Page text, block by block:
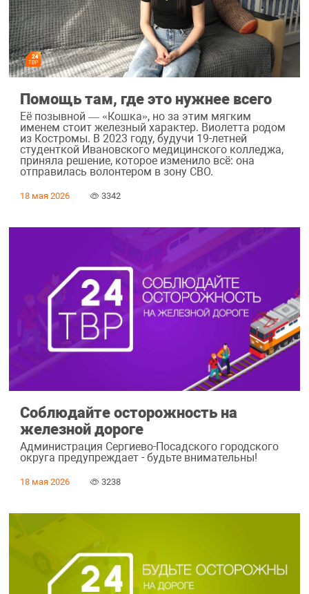
Помощь там, где это нужнее всего
Её позывной — «Кошка», но за этим мягким
именем стоит железный характер. Виолетта родом
из Костромы. В 2023 году, будучи 19-летней
студенткой Ивановского медицинского колледжа,
приняла решение, которое изменило всё: она
отправилась волонтером в зону СВО.
18 мая 2026 3342
Соблюдайте осторожность на
железной дороге
Администрация Сергиево-Посадского городского
округа предупреждает - будьте внимательны!
18 мая 2026 3238